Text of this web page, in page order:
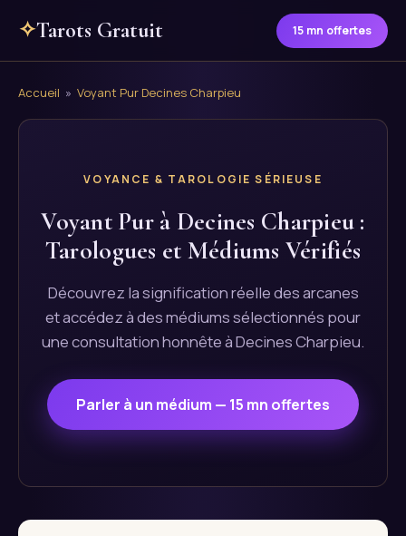
✧Tarots Gratuit 15 mn offertes
Accueil » Voyant Pur Decines Charpieu
VOYANCE & TAROLOGIE SÉRIEUSE
Voyant Pur à Decines Charpieu :
Tarologues et Médiums Vérifiés
Découvrez la signification réelle des arcanes
et accédez à des médiums sélectionnés pour
une consultation honnête à Decines Charpieu.
Parler à un médium — 15 mn offertes